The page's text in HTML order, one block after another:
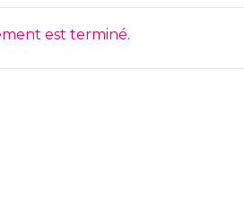
est terminé.